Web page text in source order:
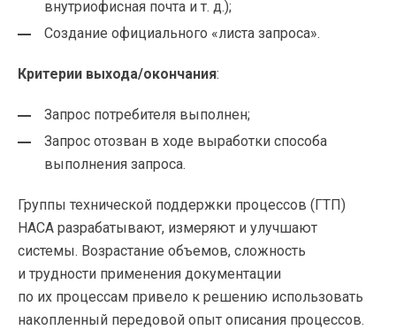
внутриофисная почта и т. д.);
Создание официального «листа запроса».
Критерии выхода/окончания:
Запрос потребителя выполнен;
Запрос отозван в ходе выработки способа
выполнения запроса.
Группы технической поддержки процессов (ГТП)
НАСА разрабатывают, измеряют и улучшают
системы. Возрастание объемов, сложность
и трудности применения документации
по их процессам привело к решению использовать
накопленный передовой опыт описания процессов.